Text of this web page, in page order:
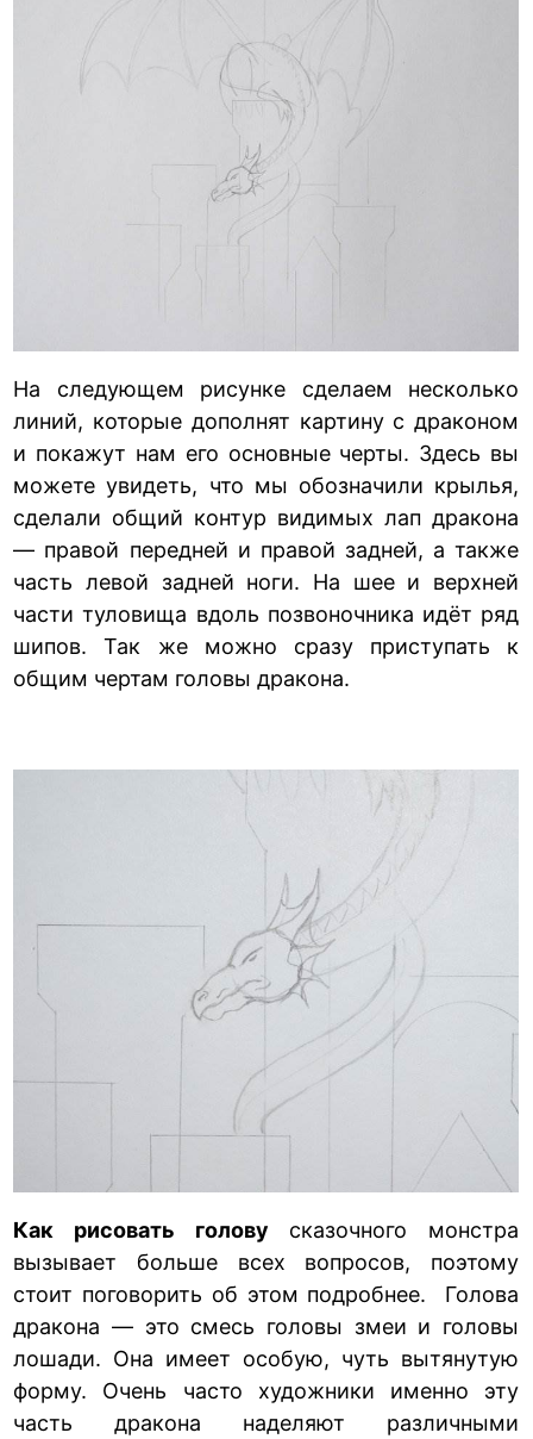
На следующем рисунке сделаем несколько
линий, которые дополнят картину с драконом
и покажут нам его основные черты. Здесь вы
можете увидеть, что мы обозначили крылья,
сделали общий контур видимых лап дракона
— правой передней и правой задней, а также
часть левой задней ноги. На шее и верхней
части туловища вдоль позвоночника идёт ряд
шипов. Так же можно сразу приступать к
общим чертам головы дракона.
Как рисовать голову сказочного монстра
вызывает больше всех вопросов, поэтому
стоит поговорить об этом подробнее. Голова
дракона — это смесь головы змеи и головы
лошади. Она имеет особую, чуть вытянутую
форму. Очень часто художники именно эту
часть дракона наделяют различными